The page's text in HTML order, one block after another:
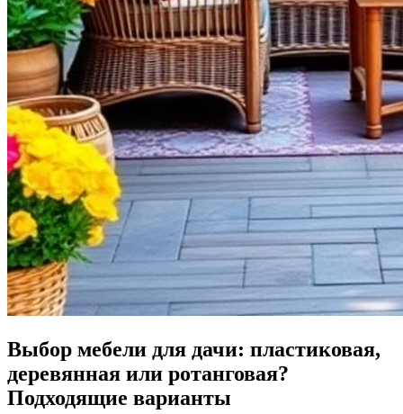
Выбор мебели для дачи: пластиковая,
деревянная или ротанговая?
Подходящие варианты